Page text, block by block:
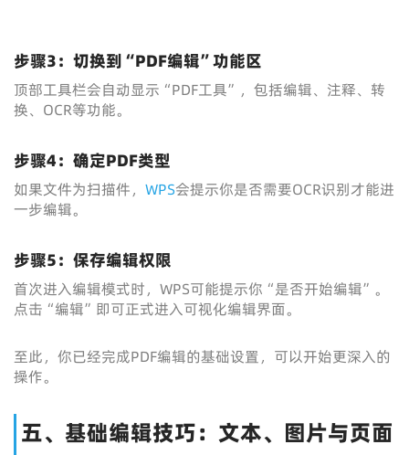
步骤3：切换到“PDF编辑”功能区
顶部工具栏会自动显示“PDF工具”，包括编辑、注释、转
换、OCR等功能。
步骤4：确定PDF类型
如果文件为扫描件， WPS会提示你是否需要OCR识别才能进
一步编辑。
步骤5：保存编辑权限
首次进入编辑模式时，WPS可能提示你“是否开始编辑”。
点击“编辑”即可正式进入可视化编辑界面。
至此，你已经完成PDF编辑的基础设置，可以开始更深入的
操作。
五、基础编辑技巧：文本、图片与页面